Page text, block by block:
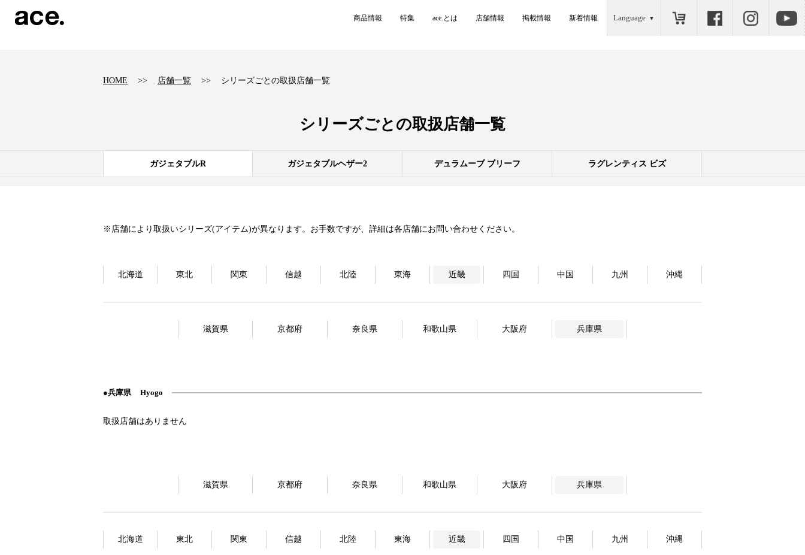
商品情報 特集 ace.とは 店舗情報 掲載情報 新着情報 Language
HOME 店舗一覧 シリーズごとの取扱店舗一覧
シリーズごとの取扱店舗一覧
ガジェタブルR ガジェタブルヘザー2 デュラムーブ ブリーフ ラグレンティス ビズ
※店舗により取扱いシリーズ(アイテム)が異なります。お手数ですが、詳細は各店舗にお問い合わせください。
北海道 東北 関東 信越 北陸 東海 近畿 四国 中国 九州 沖縄
滋賀県 京都府 奈良県 和歌山県 大阪府 兵庫県
兵庫県 Hyogo
滋賀県 京都府 奈良県 和歌山県 大阪府 兵庫県
北海道 東北 関東 信越 北陸 東海 近畿 四国 中国 九州 沖縄